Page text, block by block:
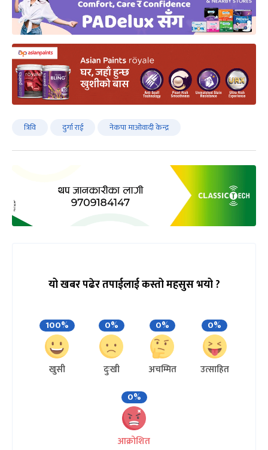
त्रिवि दुर्गा राई नेकपा माओवादी केन्द्र
यो खबर पढेर तपाईलाई कस्तो महसुस भयो ?
100%
खुसी
0%
दुःखी
0%
अचम्मित
0%
उत्साहित
0%
आक्रोशित